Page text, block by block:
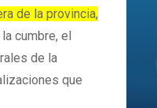
de la provincia,
cumbre, el
de la
que